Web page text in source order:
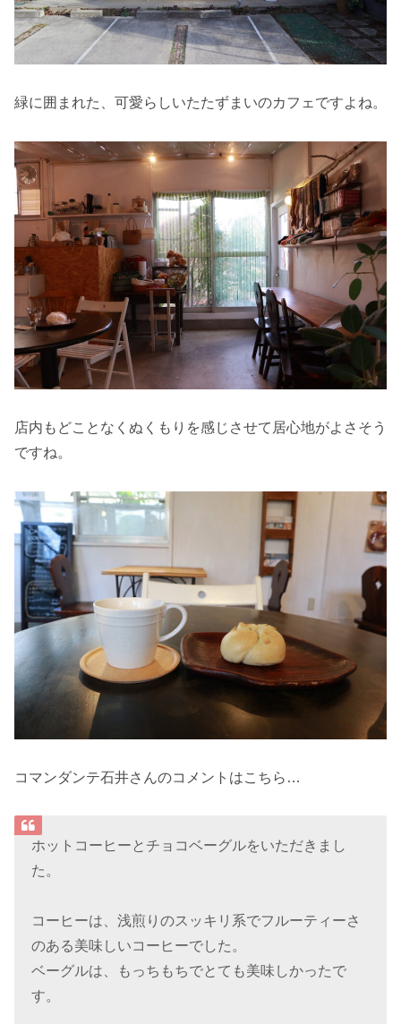
緑に囲まれた、可愛らしいたたずまいのカフェですよね。
店内もどことなくぬくもりを感じさせて居心地がよさそう
ですね。
コマンダンテ石井さんのコメントはこちら…
ホットコーヒーとチョコベーグルをいただきまし
た。
コーヒーは、浅煎りのスッキリ系でフルーティーさ
のある美味しいコーヒーでした。
ベーグルは、もっちもちでとても美味しかったで
す。